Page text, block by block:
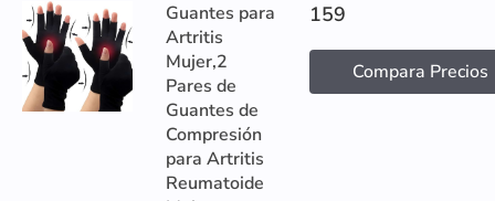
Guantes para
Artritis
Mujer,2
Pares de
Guantes de
Compresión
para Artritis
Reumatoide
159
Compara Precios